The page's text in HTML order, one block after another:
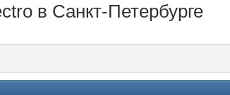
в Санкт-Петербурге